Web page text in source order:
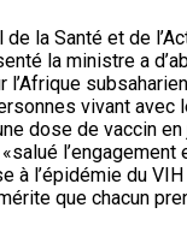
de la Santé et de
la ministre a
l’Afrique
vivant avec
dose de vaccin
à l’épidémie du
que chacun